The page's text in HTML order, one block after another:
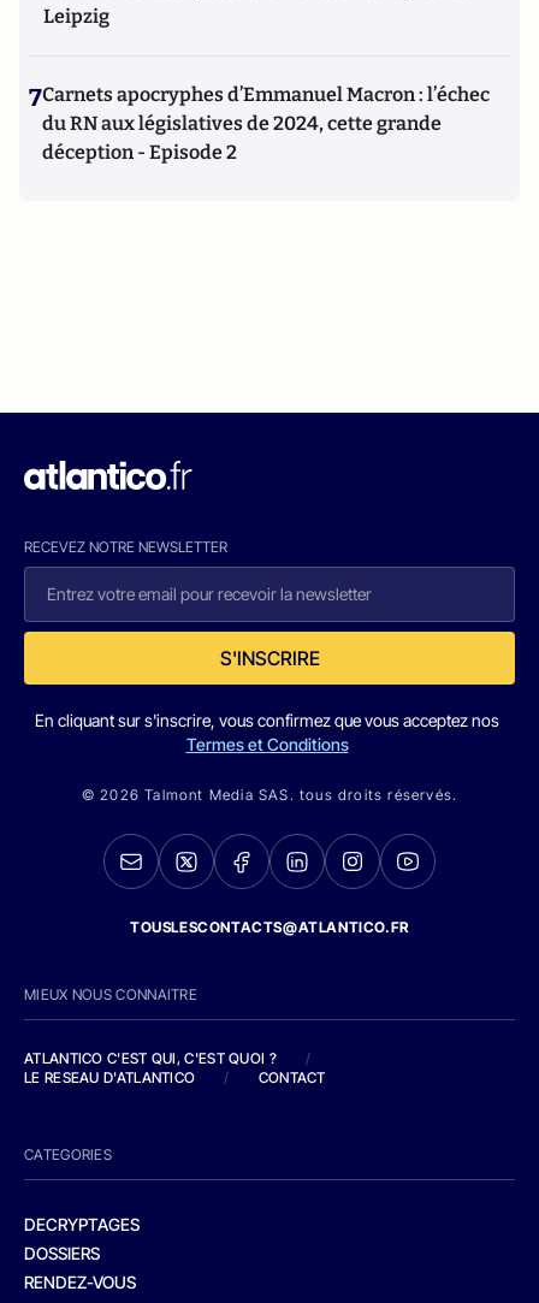
Leipzig
7Carnets apocryphes d’Emmanuel Macron : l’échec
du RN aux législatives de 2024, cette grande
déception - Episode 2
RECEVEZ NOTRE NEWSLETTER
S'INSCRIRE
En cliquant sur s'inscrire, vous confirmez que vous acceptez nos
Termes et Conditions
© 2026 Talmont Media SAS. tous droits réservés.
TOUSLESCONTACTS@ATLANTICO.FR
MIEUX NOUS CONNAITRE
ATLANTICO C'EST QUI, C'EST QUOI ?
/
LE RESEAU D'ATLANTICO
/ CONTACT
CATEGORIES
DECRYPTAGES
DOSSIERS
RENDEZ-VOUS